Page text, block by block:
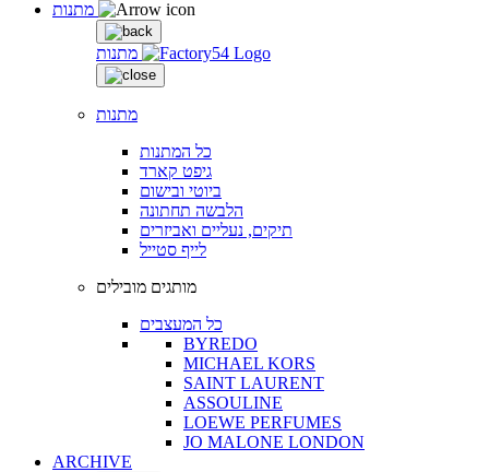
מתנות
מתנות
כל המתנות
גיפט קארד
ביוטי ובישום
הלבשה תחתונה
תיקים, נעליים ואביזרים
לייף סטייל
מותגים מובילים
כל המעצבים
BYREDO
MICHAEL KORS
SAINT LAURENT
ASSOULINE
LOEWE PERFUMES
JO MALONE LONDON
ARCHIVE